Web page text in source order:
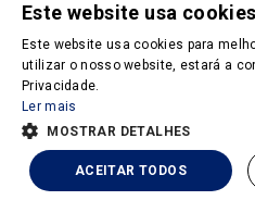
Este website usa cookies
Este website usa cookies para
utilizar o nosso website, estará a
Privacidade.
Ler mais
MOSTRAR DETALHES
ACEITAR TODOS